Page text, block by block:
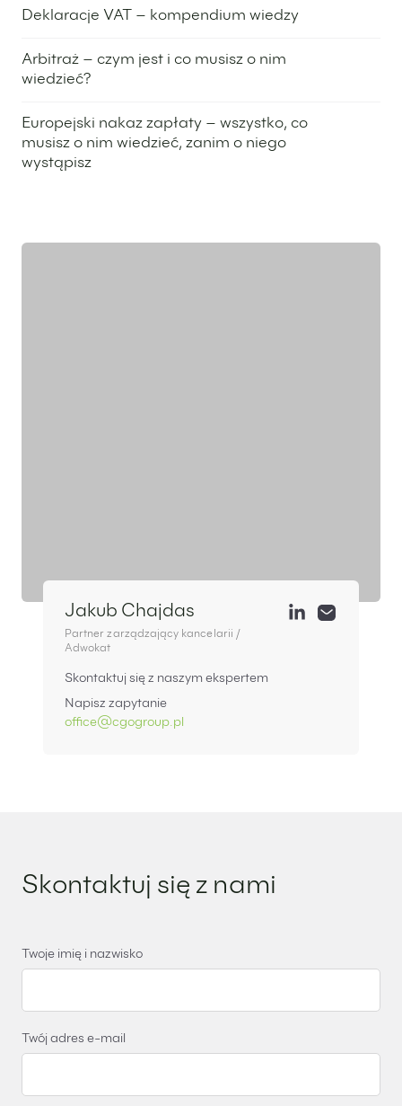
Deklaracje VAT – kompendium wiedzy
Arbitraż – czym jest i co musisz o nim
wiedzieć?
Europejski nakaz zapłaty – wszystko, co
musisz o nim wiedzieć, zanim o niego
wystąpisz
Jakub Chajdas
Partner zarządzający kancelarii /
Adwokat
Skontaktuj się z naszym ekspertem
Napisz zapytanie
office@cgogroup.pl
Skontaktuj się z nami
Twoje imię i nazwisko
Twój adres e-mail